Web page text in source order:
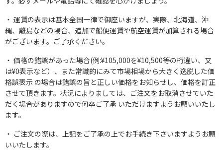
運賃の表示は基本全国一律で御座いますが、実際、北海道、沖
縄、離島などの場合、追加で船便運賃や航空運賃が加算される場合
がございます。ご了承ください。
価格の錯誤があった場合(例:¥105,000を¥10,500等の桁違い、又
は¥0表示など）、また常識的にみて市場相場から大きく逸脱した価
格誤表示 の場合は錯誤の旨と正しい価格をお知らせし、価格を訂正
させて頂きます。状況によりましては、ご注文をお取消させていた
だく場合がありますので何卒ご了承 いただけますようお願いいたし
ます。
ご注文の際は、上記をご了承の上でお手続き下さいますようお願
いいたします。